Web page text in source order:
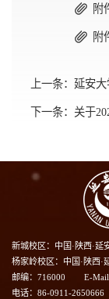
附
附
上一条： 延安
下一条： 关于
新城校区：中国·陕西·延
杨家岭校区：中国·陕西·
邮编：716000
E-
电话：86-0911-2650666